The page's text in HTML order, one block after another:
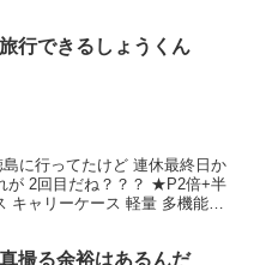
行できるしょうくん
に行ってたけど 連休最終日か
が 2回目だね？？？ ★P2倍+半
ャリーケース 軽量 多機能キ
撮る余裕はあるんだ